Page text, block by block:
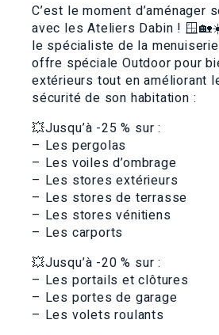
C’est le moment d’aménager
avec les Ateliers Dabin !
le spécialiste de la
offre spéciale Outdoor pour
extérieurs tout en améliorant
sécurité de son habitation :
💥Jusqu’à -25 % sur :
– Les pergolas
– Les voiles d’ombrage
– Les stores extérieurs
– Les stores de terrasse
– Les stores vénitiens
– Les carports
💥Jusqu’à -20 % sur :
– Les portails et clôtures
– Les portes de garage
– Les volets roulants